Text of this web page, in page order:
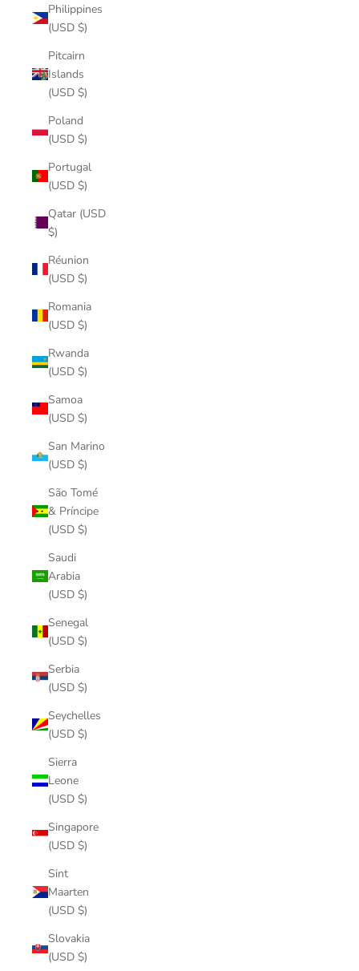
Philippines
(USD $)
Pitcairn
Islands
(USD $)
Poland
(USD $)
Portugal
(USD $)
Qatar (USD
$)
Réunion
(USD $)
Romania
(USD $)
Rwanda
(USD $)
Samoa
(USD $)
San Marino
(USD $)
São Tomé
& Príncipe
(USD $)
Saudi
Arabia
(USD $)
Senegal
(USD $)
Serbia
(USD $)
Seychelles
(USD $)
Sierra
Leone
(USD $)
Singapore
(USD $)
Sint
Maarten
(USD $)
Slovakia
(USD $)